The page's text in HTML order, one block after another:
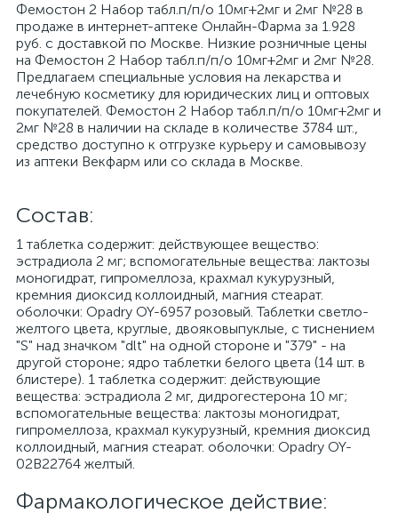
Фемостон 2 Набор табл.п/п/о 10мг+2мг и 2мг №28 в
продаже в интернет-аптеке Онлайн-Фарма за 1.928
руб. с доставкой по Москве. Низкие розничные цены
на Фемостон 2 Набор табл.п/п/о 10мг+2мг и 2мг №28.
Предлагаем специальные условия на лекарства и
лечебную косметику для юридических лиц и оптовых
покупателей. Фемостон 2 Набор табл.п/п/о 10мг+2мг и
2мг №28 в наличии на складе в количестве 3784 шт.,
средство доступно к отгрузке курьеру и самовывозу
из аптеки Векфарм или со склада в Москве.
Cостав:
1 таблетка содержит: действующее вещество:
эстрадиола 2 мг; вспомогательные вещества: лактозы
моногидрат, гипромеллоза, крахмал кукурузный,
кремния диоксид коллоидный, магния стеарат.
оболочки: Opadry OY-6957 розовый. Таблетки светло-
желтого цвета, круглые, двояковыпуклые, с тиснением
"S" над значком "dlt" на одной стороне и "379" - на
другой стороне; ядро таблетки белого цвета (14 шт. в
блистере). 1 таблетка содержит: действующие
вещества: эстрадиола 2 мг, дидрогестерона 10 мг;
вспомогательные вещества: лактозы моногидрат,
гипромеллоза, крахмал кукурузный, кремния диоксид
коллоидный, магния стеарат. оболочки: Opadry OY-
02В22764 желтый.
Фармакологическое действие: